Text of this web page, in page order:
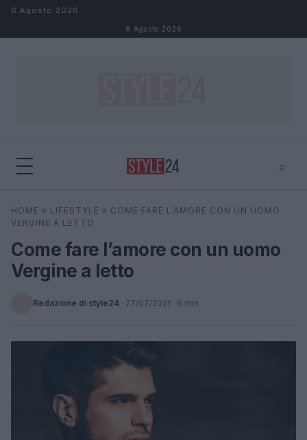
Salta al contenuto
6 Agosto 2026
6 Agosto 2026
⌕
Cerca ⌕
HOME » LIFESTYLE » COME FARE L’AMORE CON UN UOMO
VERGINE A LETTO
Come fare l’amore con un uomo
Vergine a letto
Redazione di style24 · 27/07/2021 · 6 min